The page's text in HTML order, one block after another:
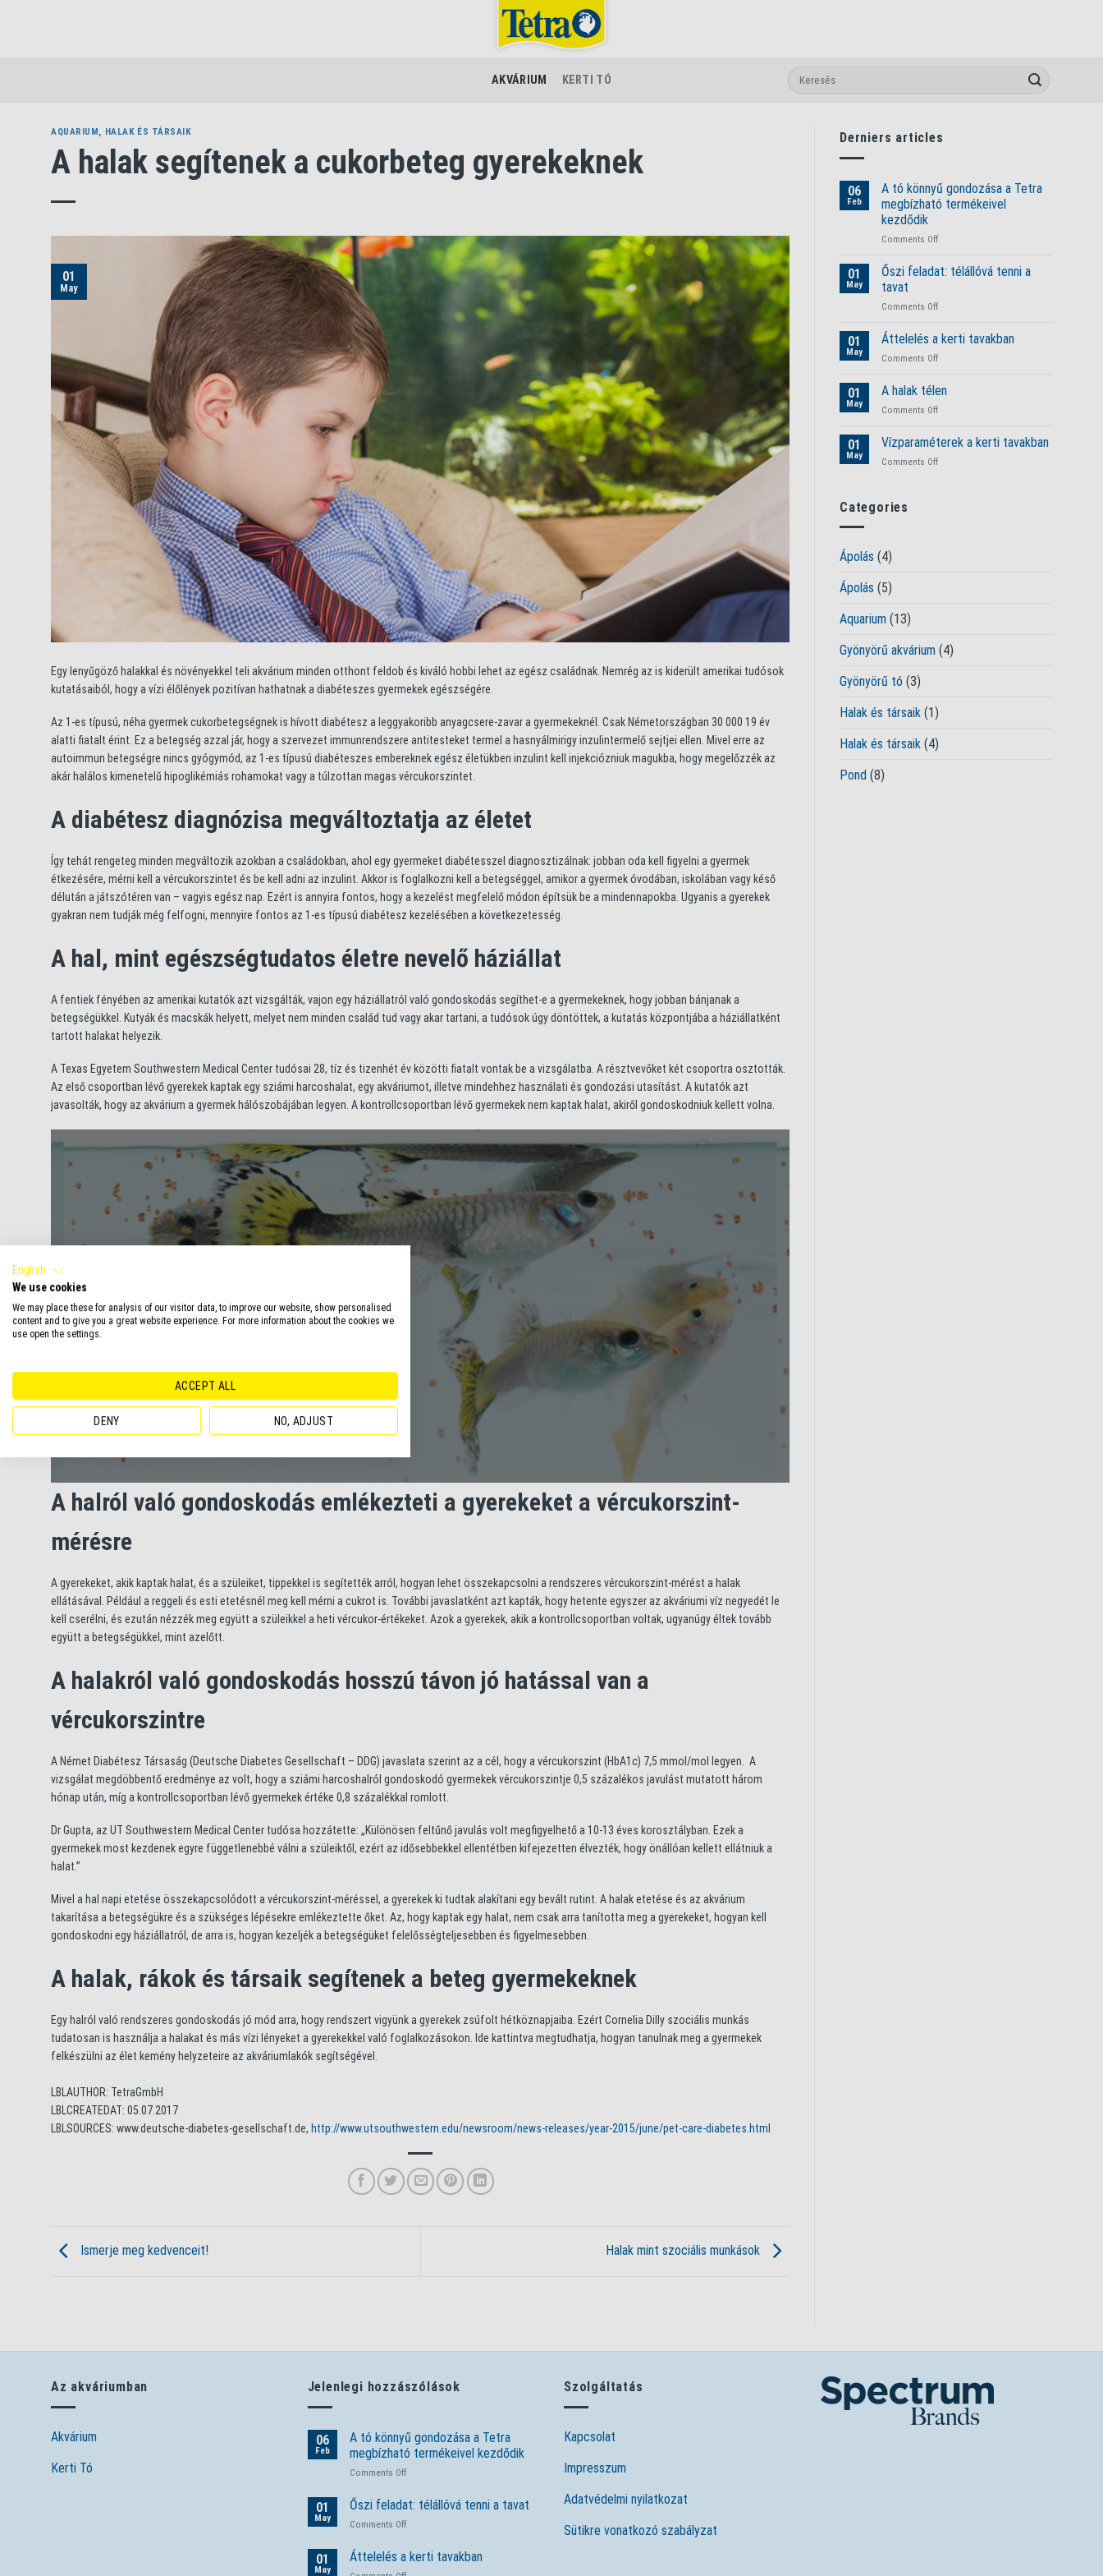
AKVÁRIUM KERTI TÓ
AQUARIUM, HALAK ÉS TÁRSAIK
A halak segítenek a cukorbeteg gyerekeknek
01
May
Egy lenyűgöző halakkal és növényekkel teli akvárium minden otthont feldob és kiváló hobbi lehet az egész családnak. Nemrég az is kiderült amerikai tudósok
kutatásaiból, hogy a vízi élőlények pozitívan hathatnak a diabéteszes gyermekek egészségére.
Az 1-es típusú, néha gyermek cukorbetegségnek is hívott diabétesz a leggyakoribb anyagcsere-zavar a gyermekeknél. Csak Németországban 30 000 19 év
alatti fiatalt érint. Ez a betegség azzal jár, hogy a szervezet immunrendszere antitesteket termel a hasnyálmirigy inzulintermelő sejtjei ellen. Mivel erre az
autoimmun betegségre nincs gyógymód, az 1-es típusú diabéteszes embereknek egész életükben inzulint kell injekciózniuk magukba, hogy megelőzzék az
akár halálos kimenetelű hipoglikémiás rohamokat vagy a túlzottan magas vércukorszintet.
A diabétesz diagnózisa megváltoztatja az életet
Így tehát rengeteg minden megváltozik azokban a családokban, ahol egy gyermeket diabétesszel diagnosztizálnak: jobban oda kell figyelni a gyermek
étkezésére, mérni kell a vércukorszintet és be kell adni az inzulint. Akkor is foglalkozni kell a betegséggel, amikor a gyermek óvodában, iskolában vagy késő
délután a játszótéren van – vagyis egész nap. Ezért is annyira fontos, hogy a kezelést megfelelő módon építsük be a mindennapokba. Ugyanis a gyerekek
gyakran nem tudják még felfogni, mennyire fontos az 1-es típusú diabétesz kezelésében a következetesség.
A hal, mint egészségtudatos életre nevelő háziállat
A fentiek fényében az amerikai kutatók azt vizsgálták, vajon egy háziállatról való gondoskodás segíthet-e a gyermekeknek, hogy jobban bánjanak a
betegségükkel. Kutyák és macskák helyett, melyet nem minden család tud vagy akar tartani, a tudósok úgy döntöttek, a kutatás központjába a háziállatként
tartott halakat helyezik.
A Texas Egyetem Southwestern Medical Center tudósai 28, tíz és tizenhét év közötti fiatalt vontak be a vizsgálatba. A résztvevőket két csoportra osztották.
Az első csoportban lévő gyerekek kaptak egy sziámi harcoshalat, egy akváriumot, illetve mindehhez használati és gondozási utasítást. A kutatók azt
javasolták, hogy az akvárium a gyermek hálószobájában legyen. A kontrollcsoportban lévő gyermekek nem kaptak halat, akiről gondoskodniuk kellett volna.
A halról való gondoskodás emlékezteti a gyerekeket a vércukorszint-
mérésre
A gyerekeket, akik kaptak halat, és a szüleiket, tippekkel is segítették arról, hogyan lehet összekapcsolni a rendszeres vércukorszint-mérést a halak
ellátásával. Például a reggeli és esti etetésnél meg kell mérni a cukrot is. További javaslatként azt kapták, hogy hetente egyszer az akváriumi víz negyedét le
kell cserélni, és ezután nézzék meg együtt a szüleikkel a heti vércukor-értékeket. Azok a gyerekek, akik a kontrollcsoportban voltak, ugyanúgy éltek tovább
együtt a betegségükkel, mint azelőtt.
A halakról való gondoskodás hosszú távon jó hatással van a
vércukorszintre
A Német Diabétesz Társaság (Deutsche Diabetes Gesellschaft – DDG) javaslata szerint az a cél, hogy a vércukorszint (HbA1c) 7,5 mmol/mol legyen. A
vizsgálat megdöbbentő eredménye az volt, hogy a sziámi harcoshalról gondoskodó gyermekek vércukorszintje 0,5 százalékos javulást mutatott három
hónap után, míg a kontrollcsoportban lévő gyermekek értéke 0,8 százalékkal romlott.
Dr Gupta, az UT Southwestern Medical Center tudósa hozzátette: „Különösen feltűnő javulás volt megfigyelhető a 10-13 éves korosztályban. Ezek a
gyermekek most kezdenek egyre függetlenebbé válni a szüleiktől, ezért az idősebbekkel ellentétben kifejezetten élvezték, hogy önállóan kellett ellátniuk a
halat.”
Mivel a hal napi etetése összekapcsolódott a vércukorszint-méréssel, a gyerekek ki tudtak alakítani egy bevált rutint. A halak etetése és az akvárium
takarítása a betegségükre és a szükséges lépésekre emlékeztette őket. Az, hogy kaptak egy halat, nem csak arra tanította meg a gyerekeket, hogyan kell
gondoskodni egy háziállatról, de arra is, hogyan kezeljék a betegségüket felelősségteljesebben és figyelmesebben.
A halak, rákok és társaik segítenek a beteg gyermekeknek
Egy halról való rendszeres gondoskodás jó mód arra, hogy rendszert vigyünk a gyerekek zsúfolt hétköznapjaiba. Ezért Cornelia Dilly szociális munkás
tudatosan is használja a halakat és más vízi lényeket a gyerekekkel való foglalkozásokon. Ide kattintva megtudhatja, hogyan tanulnak meg a gyermekek
felkészülni az élet kemény helyzeteire az akváriumlakók segítségével.
LBLAUTHOR: TetraGmbH
LBLCREATEDAT: 05.07.2017
LBLSOURCES: www.deutsche-diabetes-gesellschaft.de, http://www.utsouthwestern.edu/newsroom/news-releases/year-2015/june/pet-care-diabetes.html
Ismerje meg kedvenceit! Halak mint szociális munkások
Derniers articles
06
Feb
A tó könnyű gondozása a Tetra
megbízható termékeivel
kezdődik
Comments Offon
tó
a
megbízható
01
May
Őszi feladat: télállóvá tenni a
tavat
Comments Offon
feladat:
tavat
01
May
Áttelelés a kerti tavakban
Comments Offon
01
May
A halak télen
Comments Offon
halak
01
May
Vízparaméterek a kerti tavakban
Comments Offon
Categories
Ápolás (4)
Ápolás (5)
Aquarium (13)
Gyönyörű akvárium (4)
Gyönyörű tó (3)
Halak és társaik (1)
Halak és társaik (4)
Pond (8)
Az akváriumban
Akvárium
Kerti Tó
Jelenlegi hozzászólások
06
Feb
A tó könnyű gondozása a Tetra
megbízható termékeivel kezdődik
Comments Offon
tó
gondozása
Tetra
01
May
Őszi feladat: télállóvá tenni a tavat
Comments Offon
feladat:
01
May
Áttelelés a kerti tavakban
Szolgáltatás
Kapcsolat
Impresszum
Adatvédelmi nyilatkozat
Sütikre vonatkozó szabályzat
English
We use cookies
We may place these for analysis of our visitor data, to improve our website, show personalised
content and to give you a great website experience. For more information about the cookies we
use open the settings.
ACCEPT ALL
DENY NO, ADJUST